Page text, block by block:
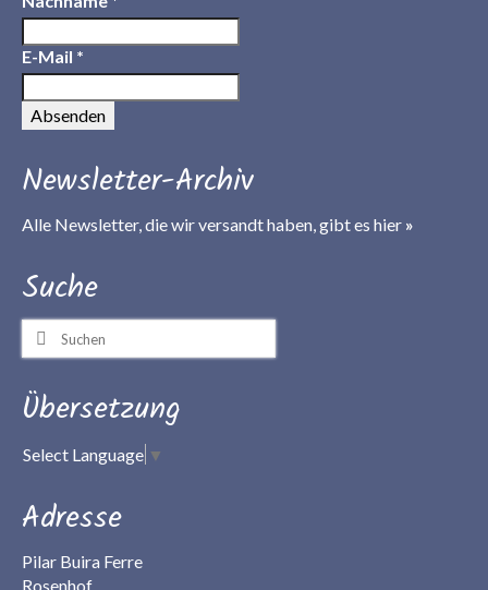
E-Mail *
Newsletter-Archiv
Alle Newsletter, die wir versandt haben, gibt es hier »
Suche
Suchen
nach:
Übersetzung
Select Language ▼
Adresse
Pilar Buira Ferre
Rosenhof